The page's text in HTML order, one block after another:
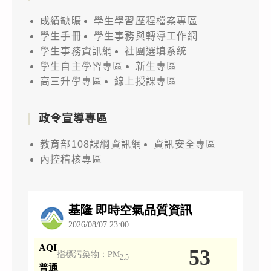
成績缺曠
學生學習歷程檔案專區
學生手冊
學生事務與轉導工作網
學生事務資訊網
社團選填系統
學生自主學習專區
新生專區
高三升學專區
線上授課專區
政令宣導專區
教育部108課綱資訊網
資訊安全專區
內控稽核專區